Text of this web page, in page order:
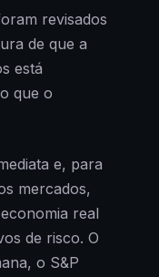
revisados
de que a
está
que o
e, para
mercados,
real
de risco. O
o S&P